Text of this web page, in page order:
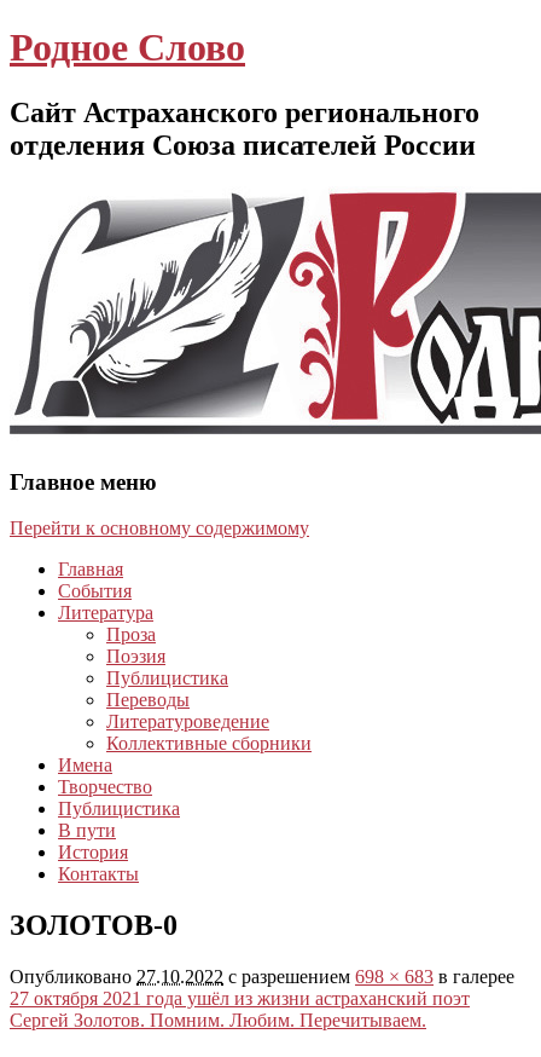
Родное Слово
Сайт Астраханского регионального
отделения Союза писателей России
Главное меню
Перейти к основному содержимому
Главная
События
Литература
Проза
Поэзия
Публицистика
Переводы
Литературоведение
Коллективные сборники
Имена
Творчество
Публицистика
В пути
История
Контакты
ЗОЛОТОВ-0
Опубликовано 27.10.2022 с разрешением 698 × 683 в галерее
27 октября 2021 года ушёл из жизни астраханский поэт
Сергей Золотов. Помним. Любим. Перечитываем.